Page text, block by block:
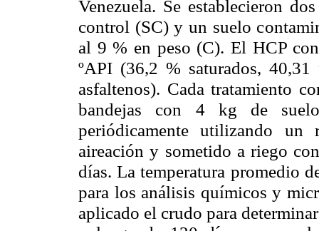
Venezuela. Se establecieron
control (SC) y un suelo
al 9 % en peso (C). El HCP
ºAPI (36,2 % saturados,
asfaltenos). Cada tratamiento
bandejas con 4 kg de
periódicamente utilizando
aireación y sometido a riego
días. La temperatura promedio
para los análisis químicos y
aplicado el crudo para